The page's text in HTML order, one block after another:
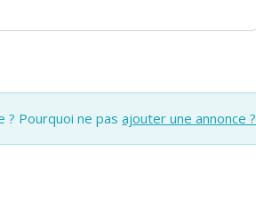
? Pourquoi ne pasajouter une annonce ?